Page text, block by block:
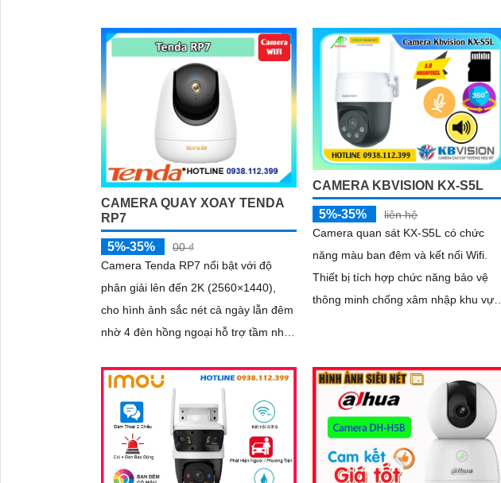
CAMERA QUAY XOAY TENDA
RP7
5%-35%
00 ₫
Camera Tenda RP7 nổi bật với độ
phân giải lên đến 2K (2560×1440),
cho hình ảnh sắc nét cả ngày lẫn đêm
nhờ 4 đèn hồng ngoại hỗ trợ tầm nhìn
nghiêng -65°~90°, tích hợp mic, loa,
Wi-Fi 2
CAMERA KBVISION KX-S5L
5%-35%
liên hệ
Camera quan sát KX-S5L có chức
năng màu ban đêm và kết nối Wifi.
Thiết bị tích hợp chức năng bảo vệ
thông minh chống xâm nhập khu vực